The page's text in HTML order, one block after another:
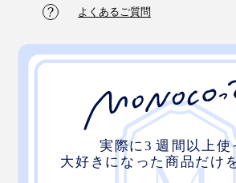
よくあるご質問